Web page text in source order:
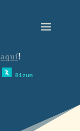
aquí!
Bizum